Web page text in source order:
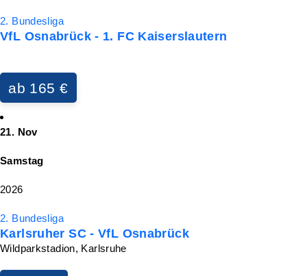
2. Bundesliga
VfL Osnabrück - 1. FC Kaiserslautern
ab 165 €
21. Nov
Samstag
2026
2. Bundesliga
Karlsruher SC - VfL Osnabrück
Wildparkstadion, Karlsruhe